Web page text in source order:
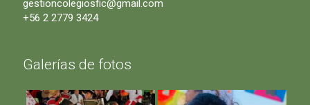
gestioncolegiosfic@gmail.com
+56 2 2779 3424
Galerías de fotos